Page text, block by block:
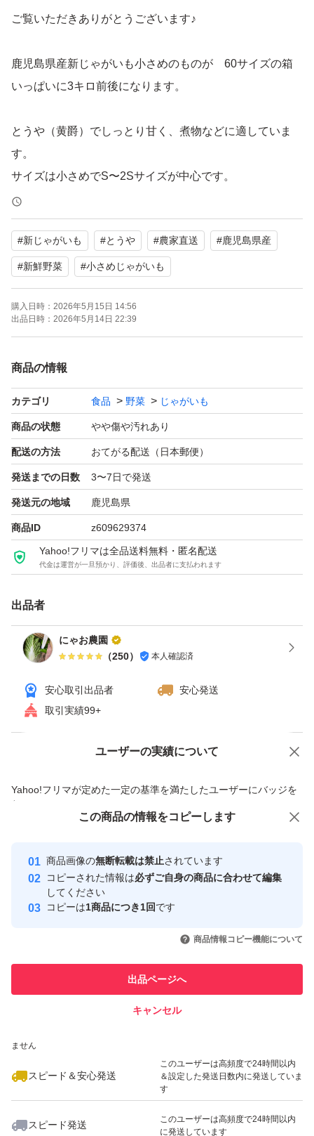
ご覧いただきありがとうございます♪
鹿児島県産新じゃがいも小さめのものが 60サイズの箱
いっぱいに3キロ前後になります。
とうや（黄爵）でしっとり甘く、煮物などに適していま
す。
サイズは小さめでS〜2Sサイズが中心です。
コロコロサイズです♪
皮ごとチンしてお召し上がりいただけます。
掘り立てなので皮が薄く剥けやすくなっていますが、品質
には問題ありません。
また農作物なので、収穫時梱包時にしっかり確認していま
それらの点などご理解くださる方のみご購入よろしくお願
いいたします♪
また常温発送ですので、商品到着次第すぐに開封お願いい
たします。
#新じゃがいも #とうや #農家直送 #鹿児島県産
#新鮮野菜 #小さめじゃがいも
購入日時： 2026年5月15日 14:56
出品日時： 2026年5月14日 22:39
商品の情報
カテゴリ 食品 野菜 じゃがいも
商品の状態 やや傷や汚れあり
配送の方法 おてがる配送（日本郵便）
発送までの日数 3〜7日で発送
発送元の地域 鹿児島県
商品ID z609629374
Yahoo!フリマは全品送料無料・匿名配送
代金は運営が一旦預かり、評価後、出品者に支払われます
出品者
にゃお農園
（250） 本人確認済
安心取引出品者
安心発送
取引実績99+
ユーザーの実績について
Yahoo!フリマが定めた一定の基準を満たしたユーザーにバッジを
付与しています
安心取引出品者
心・安全なユーザーです
取引実績
引を完了させた実績があります
での取引実績があります
ません
スピード＆安心発送
このユーザーは高頻度で24時間以内
＆設定した発送日数内に発送していま
す
スピード発送
このユーザーは高頻度で24時間以内
に発送しています
価格の相談 商品への質問
この商品の情報をコピーします
商品画像の無断転載は禁止されています
コピーされた情報は必ずご自身の商品に合わせて編集
してください
コピーは1商品につき1回です
商品情報コピー機能について
出品ページへ
キャンセル
この商品をみている人にオススメ